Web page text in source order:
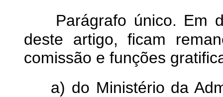
Parágrafo único. Em
deste artigo, ficam
comissão e funções
a) do Ministério da